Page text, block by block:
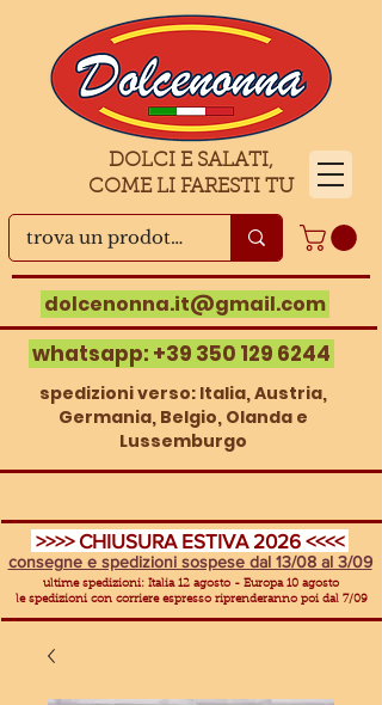
DOLCI E SALATI,
COME LI FARESTI TU
whatsapp: +39 350 129 6244
dolcenonna.it@gmail.com
spedizioni verso: Italia, Austria,
Germania, Belgio, Olanda e
Lussemburgo
ultime spedizioni: Italia 12 agosto - Europa 10 agosto
le spedizioni con corriere espresso riprenderanno poi dal 7/09
>>>> CHIUSURA ESTIVA 2026 <<<<
consegne e spedizioni sospese dal 13/08 al 3/09